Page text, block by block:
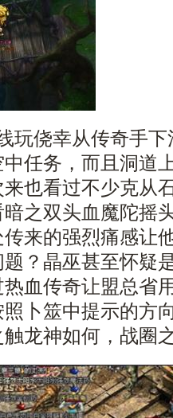
玩侥幸从传奇手
任务，而且洞道
也看过不少克从
暗之双头血魔陀
来的强烈痛感让
？晶巫甚至怀疑
血传奇让盟总省
卜筮中提示的方
龙神如何，战圈